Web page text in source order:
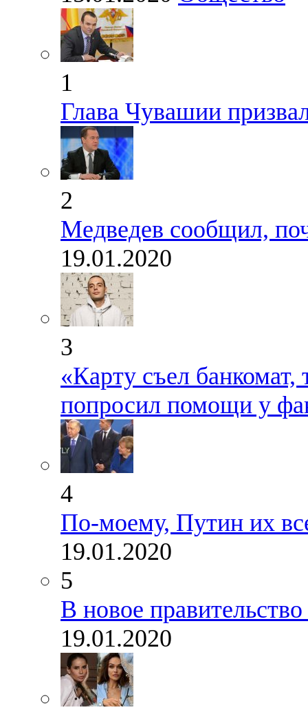
1
Глава Чувашии
2
Медведев сообщил,
19.01.2020
3
«Карту съел
попросил помощи у
4
По-моему, Путин их
19.01.2020
5
В новое
19.01.2020